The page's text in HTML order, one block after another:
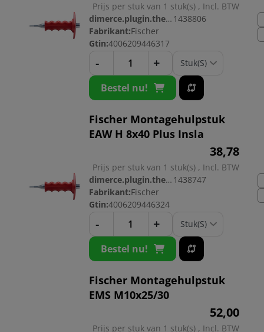
Prijs per stuk van 1 stuk(s) , Incl. BTW
dimerce.plugin.theme.productnr: 1438806
Fabrikant:Fischer
Gtin:4006209446317
- +
Bestel nu!
Fischer Montagehulpstuk
EAW H 8x40 Plus Insla
38,78
Prijs per stuk van 1 stuk(s) , Incl. BTW
dimerce.plugin.theme.productnr: 1438747
Fabrikant:Fischer
Gtin:4006209446324
- +
Bestel nu!
Fischer Montagehulpstuk
EMS M10x25/30
52,00
Prijs per stuk van 1 stuk(s) , Incl. BTW